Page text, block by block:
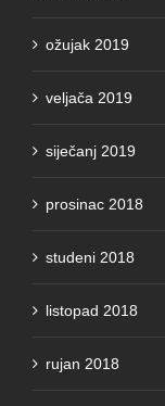
ožujak 2019
veljača 2019
siječanj 2019
prosinac 2018
studeni 2018
listopad 2018
rujan 2018